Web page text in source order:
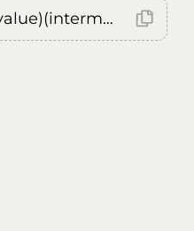
Error: (intermediate value)(intermediate value)(intermediate value).replaceAll is not a function